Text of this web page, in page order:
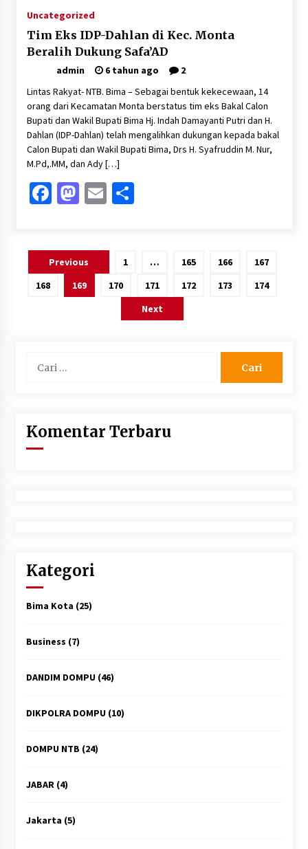
Uncategorized
Tim Eks IDP-Dahlan di Kec. Monta
Beralih Dukung Safa’AD
admin 6 tahun ago
2
Lintas Rakyat- NTB. Bima – Sebagai bentuk kekecewaan, 14
orang dari Kecamatan Monta berstatus tim eks Bakal Calon
Bupati dan Wakil Bupati Bima Hj. Indah Damayanti Putri dan H.
Dahlan (IDP-Dahlan) telah mengalihkan dukungan kepada bakal
Calon Bupati dan Wakil Bupati Bima, Drs H. Syafruddin M. Nur,
M.Pd,.MM, dan Ady […]
Facebook
Mastodon
EmailShare
Paginasi
pos
Previous 1 … 165 166
167
168
169 170 171 172 173
174
Next
untuk:
Komentar Terbaru
Kategori
Bima Kota (25)
Business (7)
DANDIM DOMPU(46)
DIKPOLRA DOMPU(10)
DOMPU NTB (24)
JABAR(4)
Jakarta (5)